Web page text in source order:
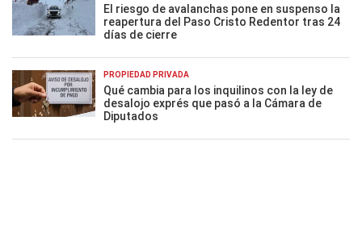
El riesgo de avalanchas pone en suspenso la
reapertura del Paso Cristo Redentor tras 24
días de cierre
PROPIEDAD PRIVADA
Qué cambia para los inquilinos con la ley de
desalojo exprés que pasó a la Cámara de
Diputados